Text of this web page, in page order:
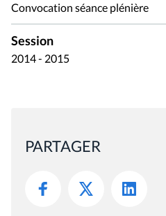
Convocation séance plénière
Session
2014 - 2015
PARTAGER